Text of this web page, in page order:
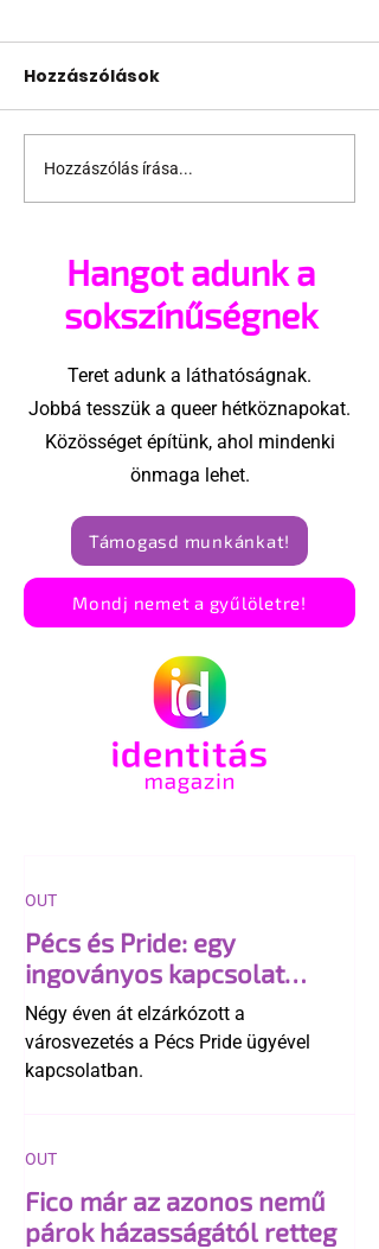
A mellrákszűrésről
senki sem beszél a
után - pedig kellene
Hozzászólások
Hozzászólás írása...
Hangot adunk a
sokszínűségnek
Teret adunk a láthatóságnak.
Jobbá tesszük a queer hétköznapokat.
Közösséget építünk, ahol mindenki
önmaga lehet.
Támogasd munkánkat!
Mondj nemet a gyűlöletre!
Pécs és Pride: egy
ingoványos kapcsolat
története
Négy éven át elzárkózott a
városvezetés a Pécs Pride ügyével
kapcsolatban.
OUT
Fico már az azonos nemű
párok házasságától retteg
OUT